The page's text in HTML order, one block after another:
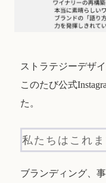
ストラテジーデザ
このたび公式
た。
私たちはこれま
ブランディング、